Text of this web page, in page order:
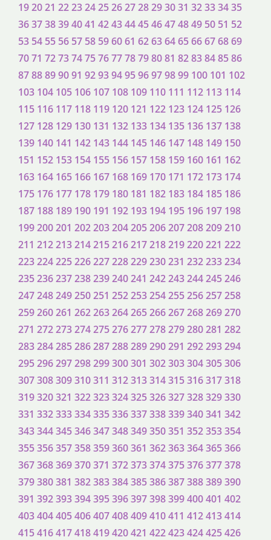
192021 22232425262728293031 32333435
363738394041 4243444546474849 50 51 52
53 54 55 56 57 58 596061 6263646566676869
7071 72737475767778798081 8283848586
8788899091 9293949596979899 100 101 102
103 104 105 106 107 108 109 110 111 112 113 114
115 116 117 118 119 120 121 122 123 124 125 126
127 128 129 130 131 132 133 134 135 136 137 138
139 140 141 142 143 144 145 146 147 148 149 150
151 152 153 154 155 156 157 158 159 160 161 162
163 164 165 166 167 168 169 170 171 172 173 174
175 176 177 178 179 180 181 182 183 184 185 186
187 188 189 190 191 192 193 194 195 196 197 198
199200201 202203204205206207208209210
211 212213214215216217218219220221 222
223224225226227228229230231 232233234
235236237238239240241 242243244245246
247248249250251 252253254255256257258
259260261 262263264265266267268269270
271 272273274275276277278279280281 282
283284285286287288289290291 292293294
295296297298299300301 302303304305306
307308309310311 312313314315316317318
319320321 322323324325326327328329330
331 332333334335336337338339340341 342
343344345346347348349350351 352353354
355356357358359360361 362363364365366
367368369370371 372373374375376377378
379380381 382383384385386387388389390
391 392393394395396397398399400401 402
403404405406407408409410411 412413414
415416417418419420421 422423424425426